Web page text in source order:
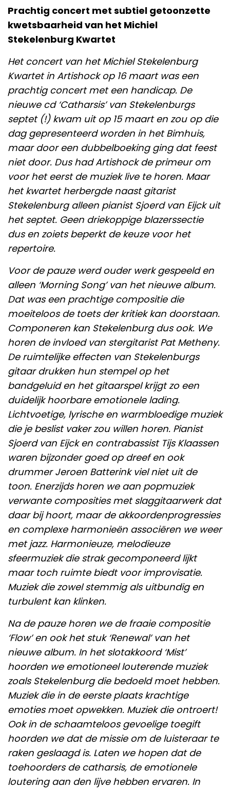
Prachtig concert met subtiel getoonzette
kwetsbaarheid van het Michiel
Stekelenburg Kwartet
Het concert van het Michiel Stekelenburg
Kwartet in Artishock op 16 maart was een
prachtig concert met een handicap. De
nieuwe cd ‘Catharsis’ van Stekelenburgs
septet (!) kwam uit op 15 maart en zou op die
dag gepresenteerd worden in het Bimhuis,
maar door een dubbelboeking ging dat feest
niet door. Dus had Artishock de primeur om
voor het eerst de muziek live te horen. Maar
het kwartet herbergde naast gitarist
Stekelenburg alleen pianist Sjoerd van Eijck uit
het septet. Geen driekoppige blazerssectie
dus en zoiets beperkt de keuze voor het
repertoire.
Voor de pauze werd ouder werk gespeeld en
alleen ‘Morning Song’ van het nieuwe album.
Dat was een prachtige compositie die
moeiteloos de toets der kritiek kan doorstaan.
Componeren kan Stekelenburg dus ook. We
horen de invloed van stergitarist Pat Metheny.
De ruimtelijke effecten van Stekelenburgs
gitaar drukken hun stempel op het
bandgeluid en het gitaarspel krijgt zo een
duidelijk hoorbare emotionele lading.
Lichtvoetige, lyrische en warmbloedige muziek
die je beslist vaker zou willen horen. Pianist
Sjoerd van Eijck en contrabassist Tijs Klaassen
waren bijzonder goed op dreef en ook
drummer Jeroen Batterink viel niet uit de
toon. Enerzijds horen we aan popmuziek
verwante composities met slaggitaarwerk dat
daar bij hoort, maar de akkoordenprogressies
en complexe harmonieën associëren we weer
met jazz. Harmonieuze, melodieuze
sfeermuziek die strak gecomponeerd lijkt
maar toch ruimte biedt voor improvisatie.
Muziek die zowel stemmig als uitbundig en
turbulent kan klinken.
Na de pauze horen we de fraaie compositie
‘Flow’ en ook het stuk ‘Renewal’ van het
nieuwe album. In het slotakkoord ‘Mist’
hoorden we emotioneel louterende muziek
zoals Stekelenburg die bedoeld moet hebben.
Muziek die in de eerste plaats krachtige
emoties moet opwekken. Muziek die ontroert!
Ook in de schaamteloos gevoelige toegift
hoorden we dat de missie om de luisteraar te
raken geslaagd is. Laten we hopen dat de
toehoorders de catharsis, de emotionele
loutering aan den lijve hebben ervaren. In